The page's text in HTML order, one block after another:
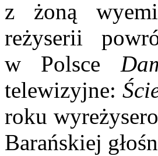
z żoną
reżyserii
w Polsce
telewizyjne:
roku
Barańskiej